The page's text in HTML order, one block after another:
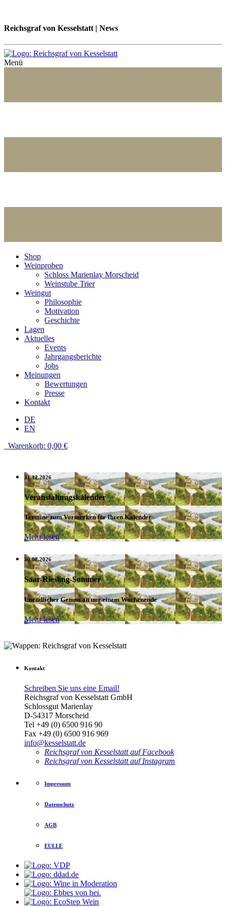
Reichsgraf von Kesselstatt | News
Menü
Shop
Weinproben
Schloss Marienlay Morscheid
Weinstube Trier
Weingut
Philosophie
Motivation
Geschichte
Lagen
Aktuelles
Events
Jahrgangsberichte
Jobs
Meinungen
Bewertungen
Presse
Kontakt
DE
EN
Warenkorb: 0,00 €
31.12.2026
Veranstaltungskalender
Termine zum Vormerken für Ihren Kalender
Mehr lesen
30.08.2026
Saar-Riesling-Sommer
Unendlicher Genuss an nur einem Wochenende
Mehr lesen
Kontakt
Schreiben Sie uns eine Email!
Reichsgraf von Kesselstatt GmbH
Schlossgut Marienlay
D-54317 Morscheid
Tel +49 (0) 6500 916 90
Fax +49 (0) 6500 916 969
info@kesselstatt.de
Reichsgraf von Kesselstatt auf Facebook
Reichsgraf von Kesselstatt auf Instagram
Impressum
Datenschutz
AGB
EULLE